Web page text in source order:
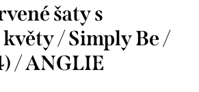
šaty s
/ Simply Be /
/ ANGLIE